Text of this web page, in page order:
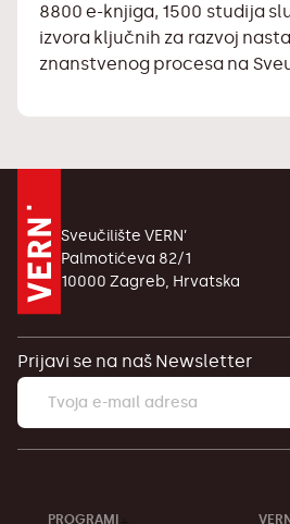
8800 e-knjiga, 1500 studija
izvora ključnih za razvoj
znanstvenog procesa na
Sveučilište VERN’
Palmotićeva 82/1
10000 Zagreb, Hrvatska
Prijavi se na naš Newsletter
PROGRAMI